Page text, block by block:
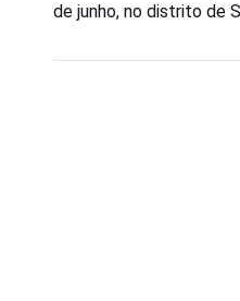
de junho, no distrito de